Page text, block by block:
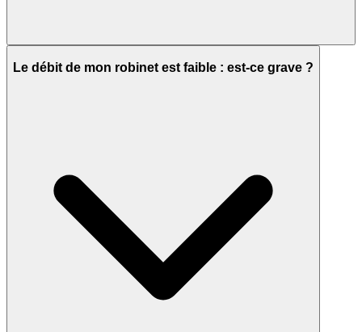
Le débit de mon robinet est faible : est-ce grave ?